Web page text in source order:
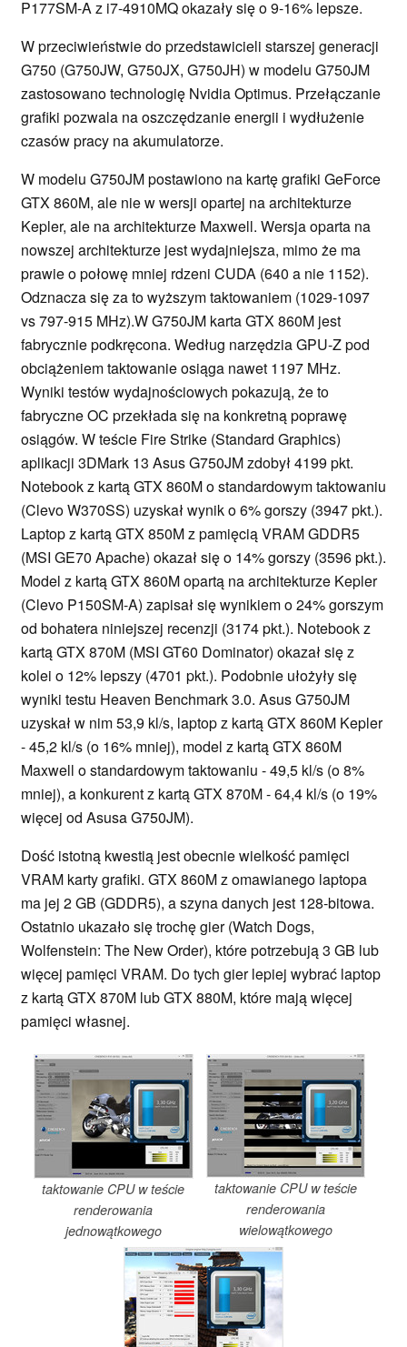
P177SM-A z i7-4910MQ okazały się o 9-16% lepsze.
W przeciwieństwie do przedstawicieli starszej generacji
G750 (G750JW, G750JX, G750JH) w modelu G750JM
zastosowano technologię Nvidia Optimus. Przełączanie
grafiki pozwala na oszczędzanie energii i wydłużenie
czasów pracy na akumulatorze.
W modelu G750JM postawiono na kartę grafiki GeForce
GTX 860M, ale nie w wersji opartej na architekturze
Kepler, ale na architekturze Maxwell. Wersja oparta na
nowszej architekturze jest wydajniejsza, mimo że ma
prawie o połowę mniej rdzeni CUDA (640 a nie 1152).
Odznacza się za to wyższym taktowaniem (1029-1097
vs 797-915 MHz).W G750JM karta GTX 860M jest
fabrycznie podkręcona. Według narzędzia GPU-Z pod
obciążeniem taktowanie osiąga nawet 1197 MHz.
Wyniki testów wydajnościowych pokazują, że to
fabryczne OC przekłada się na konkretną poprawę
osiągów. W teście Fire Strike (Standard Graphics)
aplikacji 3DMark 13 Asus G750JM zdobył 4199 pkt.
Notebook z kartą GTX 860M o standardowym taktowaniu
(Clevo W370SS) uzyskał wynik o 6% gorszy (3947 pkt.).
Laptop z kartą GTX 850M z pamięcią VRAM GDDR5
(MSI GE70 Apache) okazał się o 14% gorszy (3596 pkt.).
Model z kartą GTX 860M opartą na architekturze Kepler
(Clevo P150SM-A) zapisał się wynikiem o 24% gorszym
od bohatera niniejszej recenzji (3174 pkt.). Notebook z
kartą GTX 870M (MSI GT60 Dominator) okazał się z
kolei o 12% lepszy (4701 pkt.). Podobnie ułożyły się
wyniki testu Heaven Benchmark 3.0. Asus G750JM
uzyskał w nim 53,9 kl/s, laptop z kartą GTX 860M Kepler
- 45,2 kl/s (o 16% mniej), model z kartą GTX 860M
Maxwell o standardowym taktowaniu - 49,5 kl/s (o 8%
mniej), a konkurent z kartą GTX 870M - 64,4 kl/s (o 19%
więcej od Asusa G750JM).
Dość istotną kwestią jest obecnie wielkość pamięci
VRAM karty grafiki. GTX 860M z omawianego laptopa
ma jej 2 GB (GDDR5), a szyna danych jest 128-bitowa.
Ostatnio ukazało się trochę gier (Watch Dogs,
Wolfenstein: The New Order), które potrzebują 3 GB lub
więcej pamięci VRAM. Do tych gier lepiej wybrać laptop
z kartą GTX 870M lub GTX 880M, które mają więcej
pamięci własnej.
taktowanie CPU w teście
renderowania
jednowątkowego
taktowanie CPU w teście
renderowania
wielowątkowego